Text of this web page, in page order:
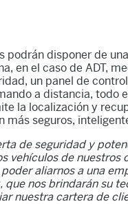
disponer de
en el caso de ADT,
un panel de
a distancia, todo
la localización y
más seguros,
de seguridad y
vehículos de nuestros
aliarnos a una
nos brindarán su
nuestra cartera de